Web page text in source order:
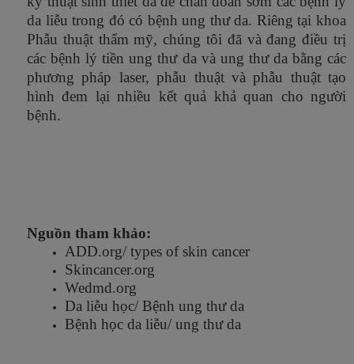
da liễu trong đó có bệnh ung thư da. Riêng tại khoa
Phẫu thuật thẩm mỹ, chúng tôi đã và đang điều trị
các bệnh lý tiền ung thư da và ung thư da bằng các
phương pháp laser, phẫu thuật và phẫu thuật tạo
hình đem lại nhiều kết quả khả quan cho người
bệnh.
Nguồn tham khảo:
ADD.org/ types of skin cancer
Skincancer.org
Wedmd.org
Da liễu học/ Bệnh ung thư da
Bệnh học da liễu/ ung thư da